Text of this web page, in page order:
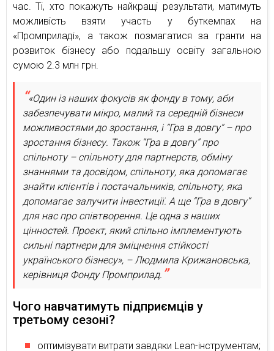
час. Ті, хто покажуть найкращі результати, матимуть
можливість взяти участь у буткемпах на
«Промприладі», а також позмагатися за гранти на
розвиток бізнесу або подальшу освіту загальною
сумою 2.3 млн грн.
«Один із наших фокусів як фонду в тому, аби
забезпечувати мікро, малий та середній бізнеси
можливостями до зростання, і “Гра в довгу” – про
зростання бізнесу. Також “Гра в довгу” про
спільноту – спільноту для партнерств, обміну
знаннями та досвідом, спільноту, яка допомагає
знайти клієнтів і постачальників, спільноту, яка
допомагає залучити інвестиції. А ще “Гра в довгу”
для нас про співтворення. Це одна з наших
цінностей. Проєкт, який спільно імплементують
сильні партнери для зміцнення стійкості
українського бізнесу», – Людмила Крижановська,
керівниця Фонду Промприлад.
Чого навчатимуть підприємців у
третьому сезоні?
оптимізувати витрати завдяки Lean-інструментам;